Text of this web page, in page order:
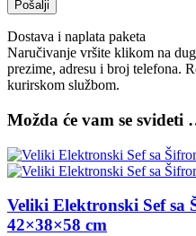
Dostava i naplata paketa
Naručivanje vršite klikom na
prezime, adresu i broj telefona.
kurirskom službom.
Možda će vam se svideti
Veliki Elektronski Sef sa
42×38×58 cm